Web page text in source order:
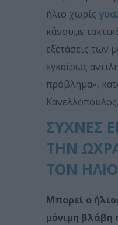
ήλιο χωρίς
κάνουμε
εξετάσεις των
εγκαίρως
πρόβλημα»,
Κανελλόπουλος.
ΣΥΧΝΈΣ
ΤΗΝ
ΤΟΝ ΉΛΙΟ
Μπορεί ο
μόνιμη βλάβη